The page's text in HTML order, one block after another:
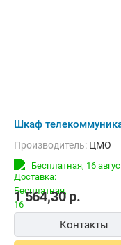
Шкаф
Производитель: ЦМО
Бесплатная, 16
1 564,30р.
Контакты